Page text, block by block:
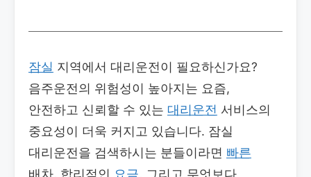
잠실 지역에서 대리운전이 필요하신가요?
음주운전의 위험성이 높아지는 요즘,
안전하고 신뢰할 수 있는 대리운전 서비스의
중요성이 더욱 커지고 있습니다. 잠실
대리운전을 검색하시는 분들이라면 빠른
배차, 합리적인 요금, 그리고 무엇보다